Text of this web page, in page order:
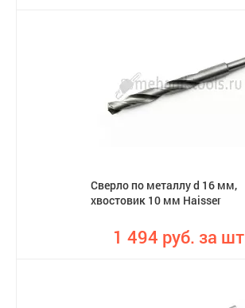
Сверло по металлу d 16 мм,
хвостовик 10 мм Haisser
1 494 руб. за шт